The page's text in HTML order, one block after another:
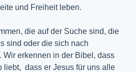
und Freiheit leben.
die auf der Suche sind, die
sind oder die sich nach
Wir erkennen in der Bibel, dass
liebt, dass er Jesus für uns alle